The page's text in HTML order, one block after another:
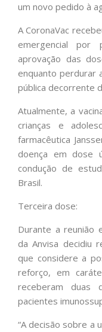
um novo pedido à
A CoronaVac
emergencial
aprovação das
enquanto perdurar
pública decorrente
Atualmente, a
crianças e
farmacêutica
doença em dose
condução de
Brasil.
Terceira dose:
Durante a reunião
da Anvisa decidiu
que considere a
reforço, em
receberam duas
pacientes
“A decisão sobre a